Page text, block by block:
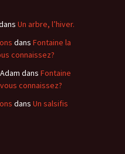
Un arbre, l’hiver.
dans Fontaine la
connaissez?
dans Fontaine
connaissez?
dans Un salsifis